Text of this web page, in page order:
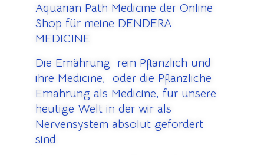
Aquarian Path Medicine der Online
Shop für meine DENDERA
MEDICINE
Die Ernährung rein Pflanzlich und
ihre Medicine, oder die Pflanzliche
Ernährung als Medicine, für unsere
heutige Welt in der wir als
Nervensystem absolut gefordert
sind.